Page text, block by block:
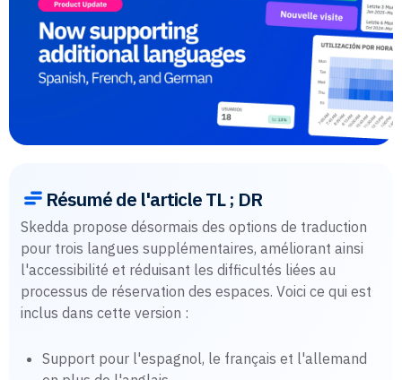
Résumé de l'article TL ; DR
Skedda propose désormais des options de traduction
pour trois langues supplémentaires, améliorant ainsi
l'accessibilité et réduisant les difficultés liées au
processus de réservation des espaces. Voici ce qui est
inclus dans cette version :
Support pour l'espagnol, le français et l'allemand